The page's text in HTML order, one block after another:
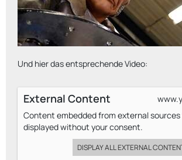
Und hier das entsprechende Video:
External Content
Content embedded from external
displayed without your consent.
DISPLAY ALL EXTERNAL